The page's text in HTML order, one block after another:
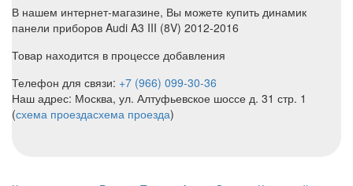
В нашем интернет-магазине, Вы можете купить динамик
панели приборов Audi A3 III (8V) 2012-2016
Товар находится в процессе добавления
Телефон для связи: +7 (966) 099-30-36
Наш адрес: Москва, ул. Алтуфьевское шоссе д. 31 стр. 1
(схема проездасхема проезда)